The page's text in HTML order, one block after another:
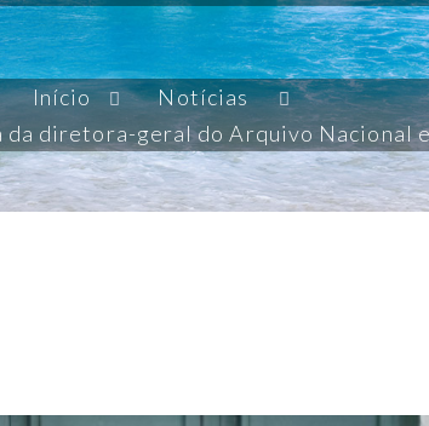
Início
Notícias
diretora-geral do Arquivo Nacional